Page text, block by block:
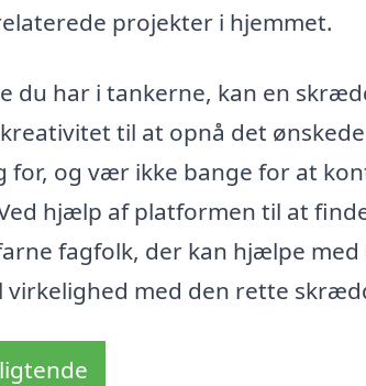
projekter i hjemmet.
du har i tankerne, kan en
til at opnå det
for, og vær ikke bange for at
hjælp af platformen til at
fagfolk, der kan hjælpe
med den rette